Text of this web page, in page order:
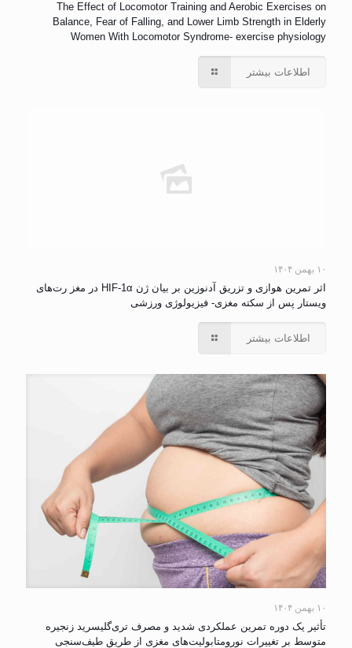
The Effect of Locomotor Training and Aerobic Exercises on
Balance, Fear of Falling, and Lower Limb Strength in Elderly
Women With Locomotor Syndrome- exercise physiology
اطلاعات بیشتر
۱۰ بهمن ۱۴۰۴
اثر تمرین هوازی و تزریق آدنوزین بر بیان ژن HIF-1α در مغز رت‌های
ویستار پس از سکته مغزی- فیزیولوژی ورزشی
اطلاعات بیشتر
۱۰ بهمن ۱۴۰۴
تأثیر یک دوره تمرین عملکردی شدید و مصرف تری‌گلیسرید زنجیره
متوسط بر تغییرات نورومتابولیت‌های مغزی از طریق طیف‌سنجی